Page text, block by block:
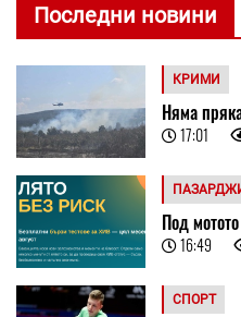
Последни новини
КРИМИ
Няма
17:01
Под
16:49
СПОРТ